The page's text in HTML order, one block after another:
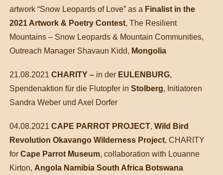
artwork “Snow Leopards of Love” as a Finalist in the
2021 Artwork & Poetry Contest, The Resilient
Mountains – Snow Leopards & Mountain Communities,
Outreach Manager Shavaun Kidd, Mongolia
21.08.2021 CHARITY – in der EULENBURG,
Spendenaktion für die Flutopfer in Stolberg, Initiatoren
Sandra Weber und Axel Dorfer
04.08.2021 CAPE PARROT PROJECT, Wild Bird
Revolution Okavango Wilderness Project, CHARITY
for Cape Parrot Museum, collaboration with Louanne
Kirton, Angola Namibia South Africa Botswana